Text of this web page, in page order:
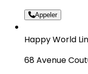
Appeler
Happy World
68 Avenue